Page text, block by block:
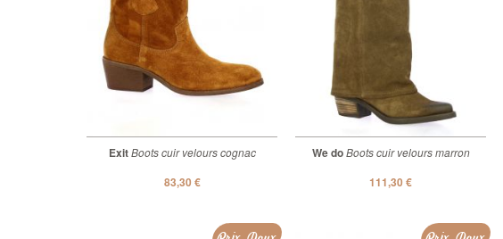
ExitBoots cuir velours cognac
83,30 €
We doBoots cuir velours marron
111,30 €